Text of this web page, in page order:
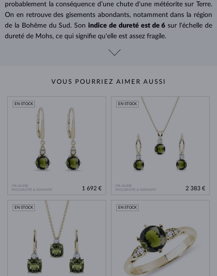
probablement la conséquence d’une chute d'une météorite sur Terre.
On en retrouve des gisements abondants, notamment dans la région
de la Bohême du Sud. Son indice de dureté est de 6 sur l'échelle de
dureté de Mohs, ce qui signifie qu'elle est assez fragile.
VOUS POURRIEZ AIMER AUSSI
OR JAUNE
MOLDAVITE & DIAMANT
EN STOCK
1 692 €
OR JAUNE
MOLDAVITE & DIAMANT
EN STOCK
2 383 €
EN STOCK EN STOCK